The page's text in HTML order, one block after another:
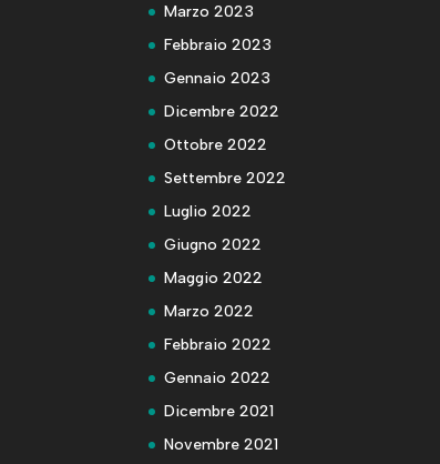
Marzo 2023
Febbraio 2023
Gennaio 2023
Dicembre 2022
Ottobre 2022
Settembre 2022
Luglio 2022
Giugno 2022
Maggio 2022
Marzo 2022
Febbraio 2022
Gennaio 2022
Dicembre 2021
Novembre 2021